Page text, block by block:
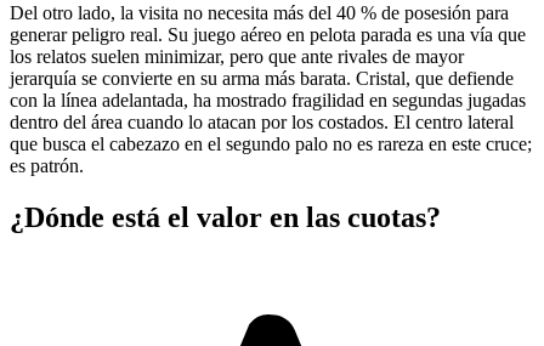
Del otro lado, la visita no necesita más del 40 % de posesión para
generar peligro real. Su juego aéreo en pelota parada es una vía que
los relatos suelen minimizar, pero que ante rivales de mayor
jerarquía se convierte en su arma más barata. Cristal, que defiende
con la línea adelantada, ha mostrado fragilidad en segundas jugadas
dentro del área cuando lo atacan por los costados. El centro lateral
que busca el cabezazo en el segundo palo no es rareza en este cruce;
es patrón.
¿Dónde está el valor en las cuotas?